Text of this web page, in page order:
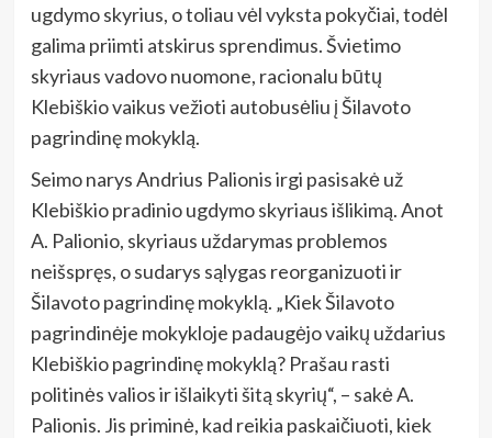
ugdymo skyrius, o toliau vėl vyksta pokyčiai, todėl
galima priimti atskirus sprendimus. Švietimo
skyriaus vadovo nuomone, racionalu būtų
Klebiškio vaikus vežioti autobusėliu į Šilavoto
pagrindinę mokyklą.
Seimo narys Andrius Palionis irgi pasisakė už
Klebiškio pradinio ugdymo skyriaus išlikimą. Anot
A. Palionio, skyriaus uždarymas problemos
neišspręs, o sudarys sąlygas reorganizuoti ir
Šilavoto pagrindinę mokyklą. „Kiek Šilavoto
pagrindinėje mokykloje padaugėjo vaikų uždarius
Klebiškio pagrindinę mokyklą? Prašau rasti
politinės valios ir išlaikyti šitą skyrių“, – sakė A.
Palionis. Jis priminė, kad reikia paskaičiuoti, kiek